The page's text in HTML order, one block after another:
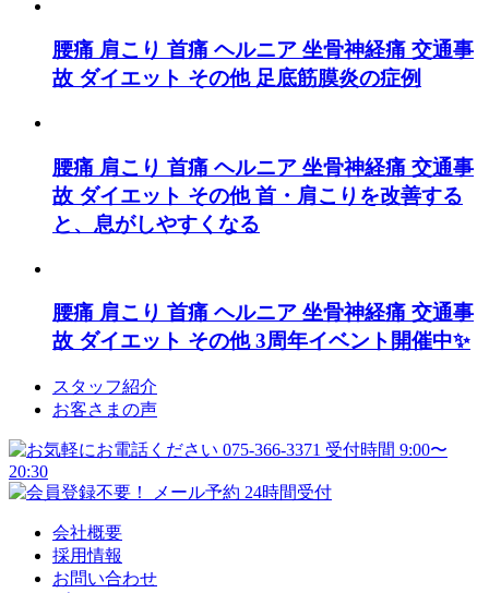
腰痛 肩こり 首痛 ヘルニア 坐骨神経痛 交通事
故 ダイエット その他 足底筋膜炎の症例
腰痛 肩こり 首痛 ヘルニア 坐骨神経痛 交通事
故 ダイエット その他 首・肩こりを改善する
と、息がしやすくなる
腰痛 肩こり 首痛 ヘルニア 坐骨神経痛 交通事
故 ダイエット その他 3周年イベント開催中✨
スタッフ紹介
お客さまの声
会社概要
採用情報
お問い合わせ